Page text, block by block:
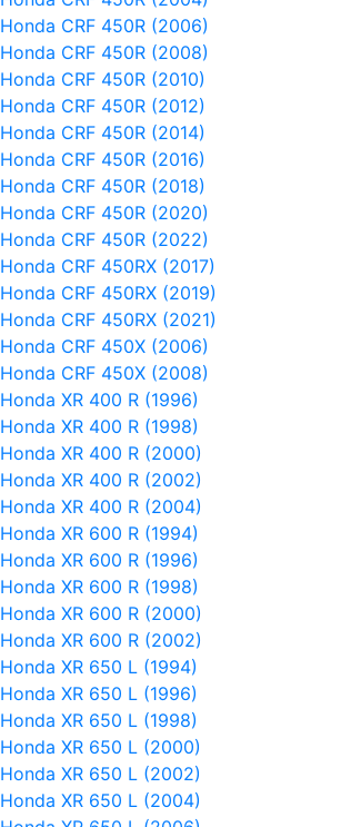
Honda CRF 450R (2006)
Honda CRF 450R (2008)
Honda CRF 450R (2010)
Honda CRF 450R (2012)
Honda CRF 450R (2014)
Honda CRF 450R (2016)
Honda CRF 450R (2018)
Honda CRF 450R (2020)
Honda CRF 450R (2022)
Honda CRF 450RX (2017)
Honda CRF 450RX (2019)
Honda CRF 450RX (2021)
Honda CRF 450X (2006)
Honda CRF 450X (2008)
Honda XR 400 R (1996)
Honda XR 400 R (1998)
Honda XR 400 R (2000)
Honda XR 400 R (2002)
Honda XR 400 R (2004)
Honda XR 600 R (1994)
Honda XR 600 R (1996)
Honda XR 600 R (1998)
Honda XR 600 R (2000)
Honda XR 600 R (2002)
Honda XR 650 L (1994)
Honda XR 650 L (1996)
Honda XR 650 L (1998)
Honda XR 650 L (2000)
Honda XR 650 L (2002)
Honda XR 650 L (2004)